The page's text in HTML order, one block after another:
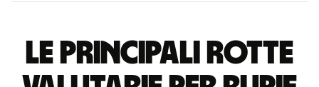
Le principali rotte